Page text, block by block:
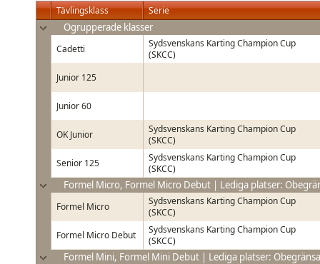
Tävlingsklass Serie
Ogrupperade klasser
Cadetti
Sydsvenskans Karting Champion Cup
(SKCC)
Junior 125
Junior 60
OK Junior
Sydsvenskans Karting Champion Cup
(SKCC)
Senior 125
Sydsvenskans Karting Champion Cup
(SKCC)
Formel Micro, Formel Micro Debut | Lediga platser:
Formel Micro
Sydsvenskans Karting Champion Cup
(SKCC)
Formel Micro Debut
Sydsvenskans Karting Champion Cup
(SKCC)
Formel Mini, Formel Mini Debut | Lediga platser: